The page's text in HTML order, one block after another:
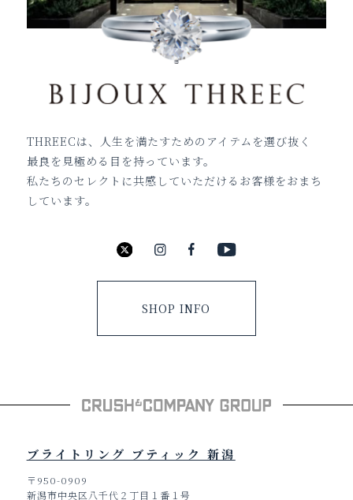
THREECは、人生を満たすためのアイテムを選び抜く
最良を見極める目を持っています。
私たちのセレクトに共感していただけるお客様をおまち
しています。
SHOP INFO
ブライトリング ブティック 新潟
〒950-0909
新潟市中央区八千代２丁目１番１号